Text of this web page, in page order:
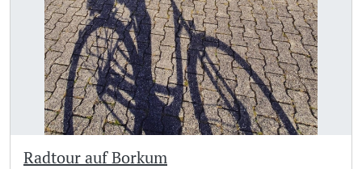
Radtour auf Borkum